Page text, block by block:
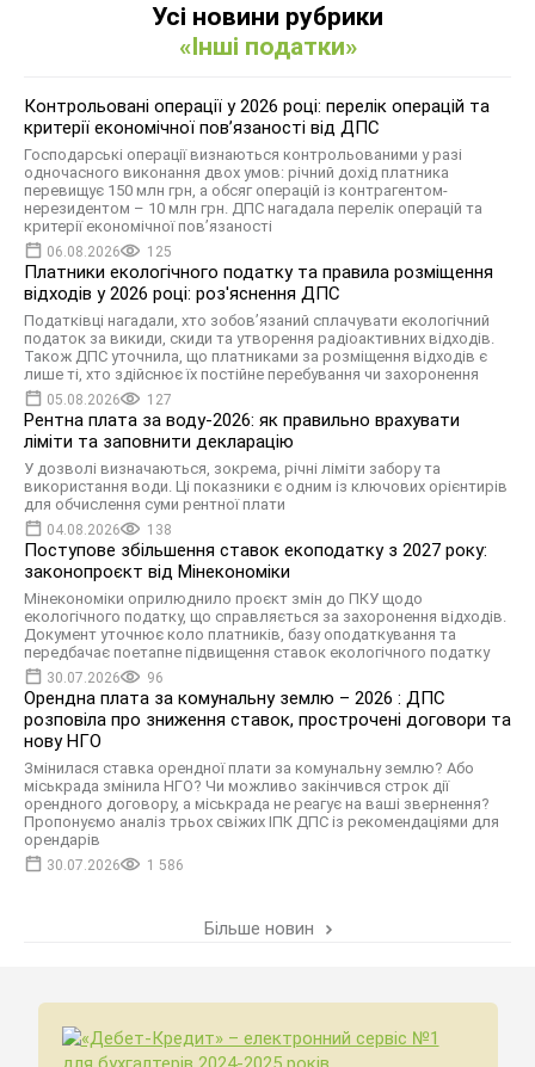
Усі новини рубрики
«Інші податки»
Контрольовані операції у 2026 році: перелік операцій та
критерії економічної пов’язаності від ДПС
Господарські операції визнаються контрольованими у разі
одночасного виконання двох умов: річний дохід платника
перевищує 150 млн грн, а обсяг операцій із контрагентом-
нерезидентом – 10 млн грн. ДПС нагадала перелік операцій та
критерії економічної пов’язаності
06.08.2026 125
Платники екологічного податку та правила розміщення
відходів у 2026 році: роз'яснення ДПС
Податківці нагадали, хто зобов’язаний сплачувати екологічний
податок за викиди, скиди та утворення радіоактивних відходів.
Також ДПС уточнила, що платниками за розміщення відходів є
лише ті, хто здійснює їх постійне перебування чи захоронення
05.08.2026 127
Рентна плата за воду-2026: як правильно врахувати
ліміти та заповнити декларацію
У дозволі визначаються, зокрема, річні ліміти забору та
використання води. Ці показники є одним із ключових орієнтирів
для обчислення суми рентної плати
04.08.2026 138
Поступове збільшення ставок екоподатку з 2027 року:
законопроєкт від Мінекономіки
Мінекономіки оприлюднило проєкт змін до ПКУ щодо
екологічного податку, що справляється за захоронення відходів.
Документ уточнює коло платників, базу оподаткування та
передбачає поетапне підвищення ставок екологічного податку
30.07.2026 96
Орендна плата за комунальну землю – 2026 : ДПС
розповіла про зниження ставок, прострочені договори та
нову НГО
Змінилася ставка орендної плати за комунальну землю? Або
міськрада змінила НГО? Чи можливо закінчився строк дії
орендного договору, а міськрада не реагує на ваші звернення?
Пропонуємо аналіз трьох свіжих ІПК ДПС із рекомендаціями для
орендарів
30.07.2026 1 586
Більше новин